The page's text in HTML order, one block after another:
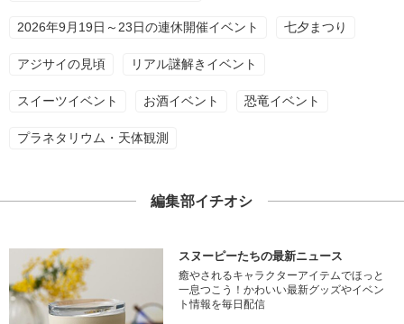
2026年9月19日～23日の連休開催イベント 七夕まつり
アジサイの見頃 リアル謎解きイベント
スイーツイベント お酒イベント 恐竜イベント
プラネタリウム・天体観測
編集部イチオシ
スヌーピーたちの最新ニュース
癒やされるキャラクターアイテムでほっと
一息つこう！かわいい最新グッズやイベン
ト情報を毎日配信